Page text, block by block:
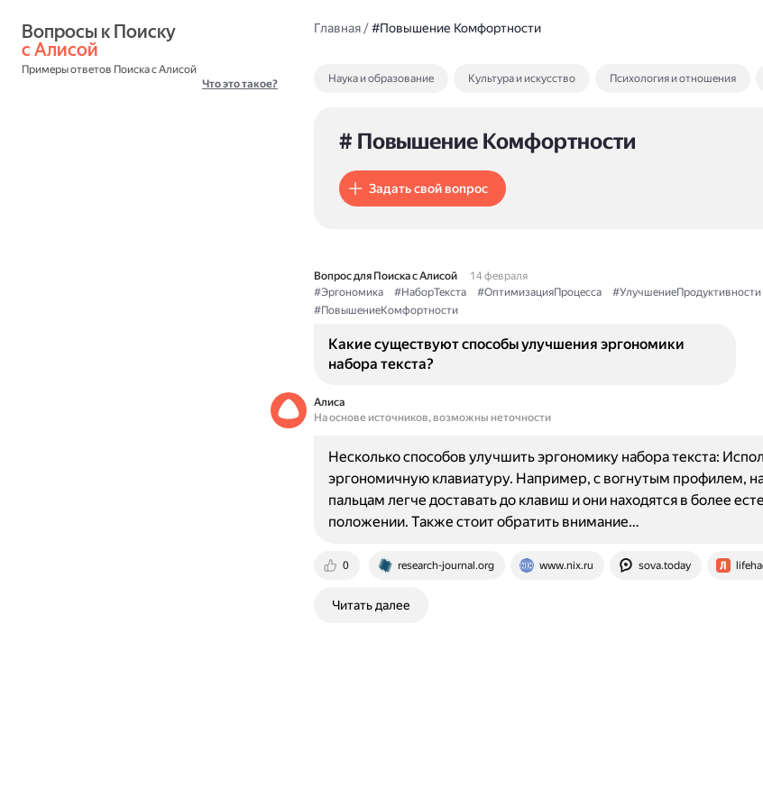
с Алисой
Примеры ответов Поиска с Алисой
Что это такое?
Главная/#Повышение Комфортности
Наука и образование Культура и искусство Психология и отношения
# Повышение Комфортности
Задать свой вопрос
Вопрос для Поиска с Алисой
14 февраля
#Эргономика
#НаборТекста #ОптимизацияПроцесса
#УлучшениеПродуктивности
#ПовышениеКомфортности
Какие существуют способы улучшения эргономики
набора текста?
Алиса
На основе источников, возможны неточности
0 research-journal.org www.nix.ru sova.today
Несколько способов улучшить эргономику набора текста:
эргономичную клавиатуру. Например, с вогнутым профилем,
пальцам легче доставать до клавиш и они находятся в более
положении. Также стоит обратить внимание…
Читать далее